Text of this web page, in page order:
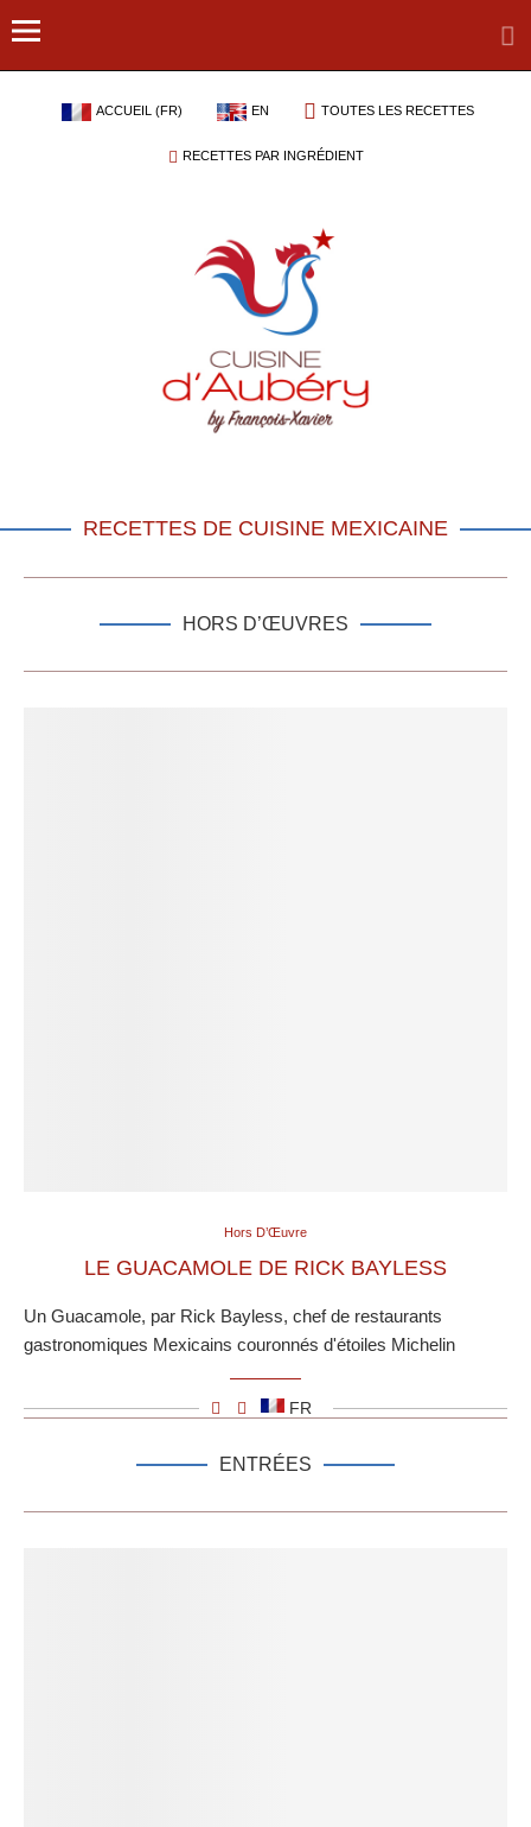
ACCUEIL (FR) EN TOUTES LES RECETTES
RECETTES PAR INGRÉDIENT
RECETTES DE CUISINE MEXICAINE
HORS D’ŒUVRES
Hors D’Œuvre
LE GUACAMOLE DE RICK BAYLESS
Un Guacamole, par Rick Bayless, chef de restaurants
gastronomiques Mexicains couronnés d'étoiles Michelin
FR
ENTRÉES